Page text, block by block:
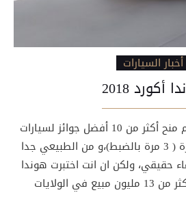
أخبار السيارات
أكورد 2018
هوندا أكورد 2018 لقد تم منح أكثر من 10 أفضل جوائز لسيارات
هوندا اكورد وأكثر من مرة ( 3 مرة بالضبط)،و من الطبيعي جدا
حقيقي، ولكن ان انت اختبرت هوندا
اكورد التي حصلت على أكثر من 13 مليون مبيع في الولايات